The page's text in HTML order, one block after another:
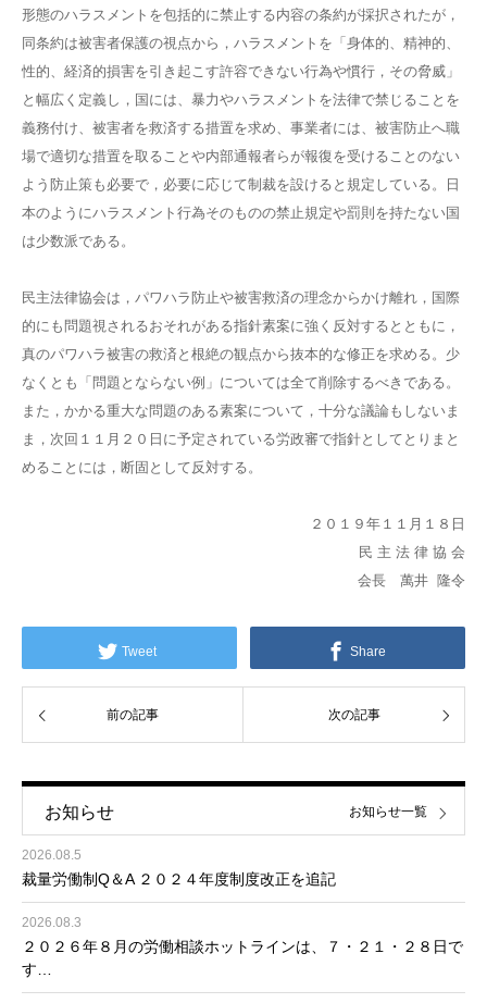
形態のハラスメントを包括的に禁止する内容の条約が採択されたが，
同条約は被害者保護の視点から，ハラスメントを「身体的、精神的、
性的、経済的損害を引き起こす許容できない行為や慣行，その脅威」
と幅広く定義し，国には、暴力やハラスメントを法律で禁じることを
義務付け、被害者を救済する措置を求め、事業者には、被害防止へ職
場で適切な措置を取ることや内部通報者らが報復を受けることのない
よう防止策も必要で，必要に応じて制裁を設けると規定している。日
本のようにハラスメント行為そのものの禁止規定や罰則を持たない国
は少数派である。
民主法律協会は，パワハラ防止や被害救済の理念からかけ離れ，国際
的にも問題視されるおそれがある指針素案に強く反対するとともに，
真のパワハラ被害の救済と根絶の観点から抜本的な修正を求める。少
なくとも「問題とならない例」については全て削除するべきである。
また，かかる重大な問題のある素案について，十分な議論もしないま
ま，次回１１月２０日に予定されている労政審で指針としてとりまと
めることには，断固として反対する。
２０１９年１１月１８日
民 主 法 律 協 会
会長 萬井 隆令
Tweet Share
前の記事 次の記事
お知らせ
2026.08.5
裁量労働制Q＆A ２０２４年度制度改正を追記
2026.08.3
２０２６年８月の労働相談ホットラインは、７・２１・２８日で
す…
お知らせ一覧